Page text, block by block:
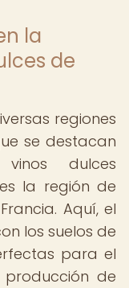
la
de
regiones
se destacan
dulces
la región de
Aquí, el
los suelos de
para el
de